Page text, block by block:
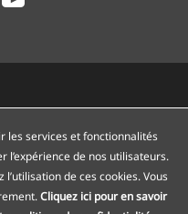
les services et fonctionnalités
l’expérience de nos utilisateurs.
l’utilisation de ces cookies. Vous
Cliquez ici pour en savoir